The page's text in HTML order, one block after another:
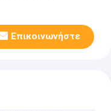
Επικοινωνήστε